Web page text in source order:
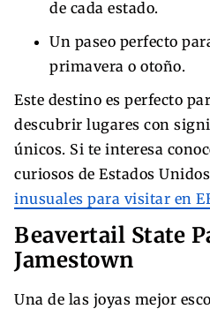
de cada estado.
Un paseo perfecto
primavera o otoño.
Este destino es perfecto
descubrir lugares con
únicos. Si te interesa
curiosos de Estados
inusuales para visitar en
Beavertail State
Jamestown
Una de las joyas mejor